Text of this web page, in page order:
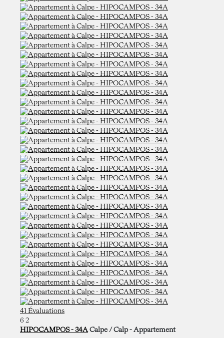
41 Évaluations
6 2
HIPOCAMPOS - 34A Calpe / Calp - Appartement